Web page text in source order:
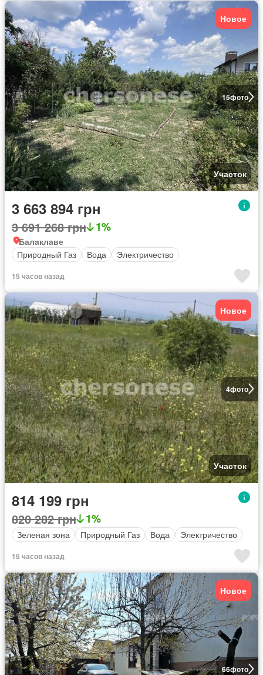
15фото
Новое
Участок
3 663 894 грн
3 691 268 грн 1%
Балаклаве
Природный Газ
Вода Электричество
15 часов назад
4фото
Новое
Участок
814 199 грн
820 282 грн 1%
Зеленая зона Природный Газ Вода Электричество
15 часов назад
66фото
Новое